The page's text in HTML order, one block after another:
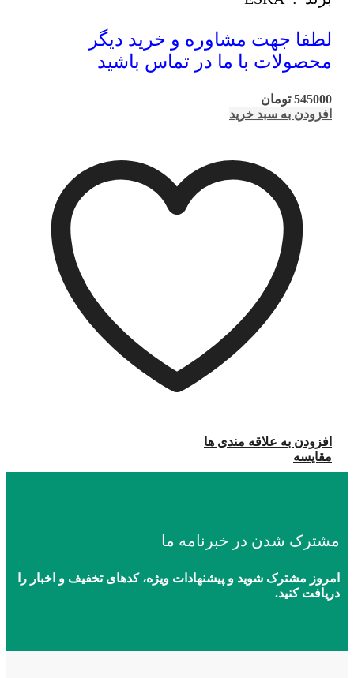
لطفا جهت مشاوره و خرید دیگر
محصولات با ما در تماس باشید
545000 تومان
افزودن به سبد خرید
افزودن به علاقه مندی ها
مقایسه
مشترک شدن در خبرنامه ما
امروز مشترک شوید و پیشنهادات ویژه، کدهای تخفیف و اخبار را
دریافت کنید.